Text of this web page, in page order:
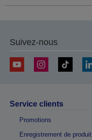
Suivez-nous
Service clients
Promotions
Enregistrement de produit